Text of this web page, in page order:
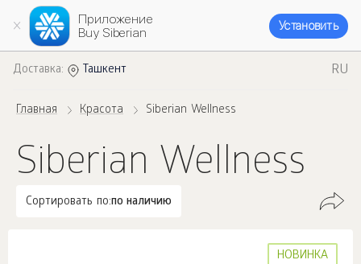
Приложение
Buy Siberian
Установить
Доставка: Ташкент RU
Главная Красота Siberian Wellness
Siberian Wellness
Сортировать по:по наличию
НОВИНКА